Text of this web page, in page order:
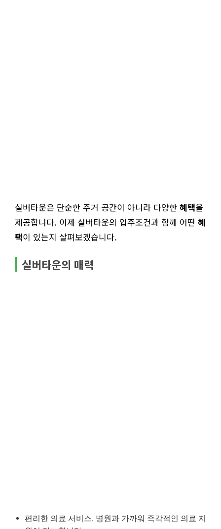
실버타운은 단순한 주거 공간이 아니라 다양한 혜택을
제공합니다. 이제 실버타운의 입주조건과 함께 어떤 혜
택이 있는지 살펴보겠습니다.
실버타운의 매력
편리한 의료 서비스. 병원과 가까워 즉각적인 의료 지